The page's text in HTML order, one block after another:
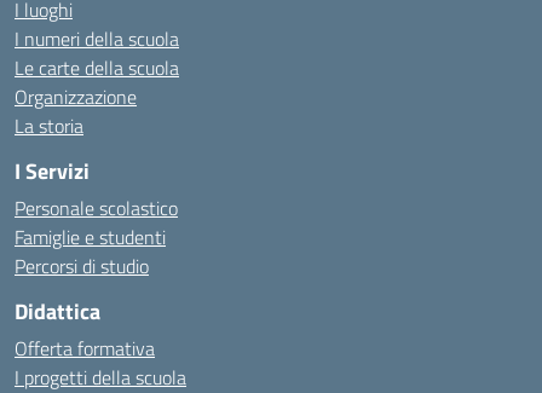
I luoghi
I numeri della scuola
Le carte della scuola
Organizzazione
La storia
I Servizi
Personale scolastico
Famiglie e studenti
Percorsi di studio
Didattica
Offerta formativa
I progetti della scuola